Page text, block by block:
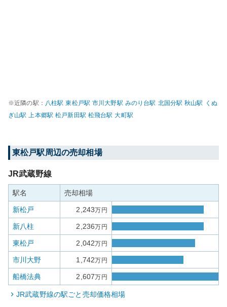
※近隣の駅： 八柱駅 東松戸駅 市川大野駅 みのり台駅 北国分駅 秋山駅
くぬ
ぎ山駅 上本郷駅 松戸新田駅 松飛台駅 大町駅
東松戸駅周辺の売却相場
JR武蔵野線
駅名 売却相場
新松戸 2,243万円
新八柱 2,236万円
東松戸 2,042万円
市川大野 1,742万円
船橋法典 2,607万円
JR武蔵野線の駅ごと売却価格相場